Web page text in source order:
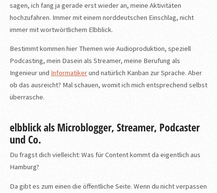
sagen, ich fang ja gerade erst wieder an, meine Aktivitäten
hochzufahren. Immer mit einem norddeutschen Einschlag, nicht
immer mit wortwörtlichem Elbblick.
Bestimmt kommen hier Themen wie Audioproduktion, speziell
Podcasting, mein Dasein als Streamer, meine Berufung als
Ingenieur und Informatikerund natürlich Kanban zur Sprache. Aber
ob das ausreicht? Mal schauen, womit ich mich entsprechend selbst
überrasche.
elbblick als Microblogger, Streamer, Podcaster
und Co.
Du fragst dich vielleicht: Was für Content kommt da eigentlich aus
Hamburg?
Da gibt es zum einen die öffentliche Seite. Wenn du nicht verpassen